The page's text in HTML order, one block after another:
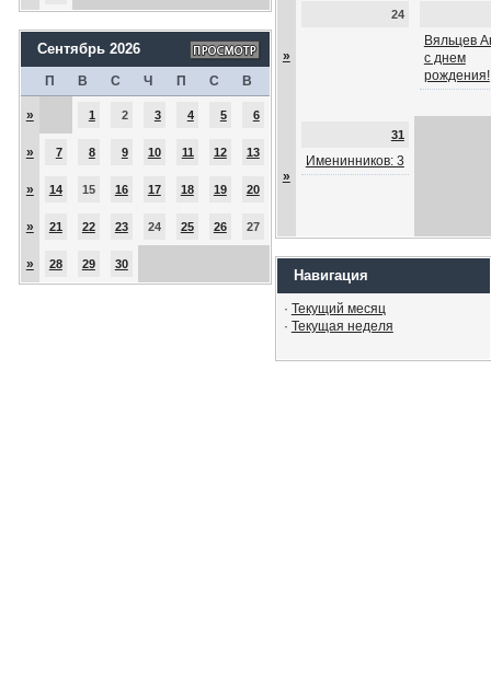
Сентябрь 2026
П В С Ч П С В
» 1 2 3 4 5 6
» 7 8 9 10 11 12 13
» 14 15 16 17 18 19 20
» 21 22 23 24 25 26 27
» 28 29 30
»
24
Вяльцев
с днем
рождения!
»
31
Именинников: 3
Навигация
· Текущий месяц
· Текущая неделя